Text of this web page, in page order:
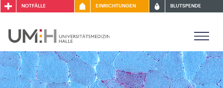
NOTFÄLLE EINRICHTUNGEN BLUTSPENDE